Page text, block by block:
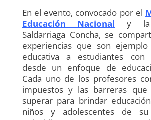
En el evento, convocado por el
Educación Nacional y la
Saldarriaga Concha, se
experiencias que son
educativa a estudiantes con
desde un enfoque de
Cada uno de los profesores
impuestos y las barreras que
superar para brindar
niños y adolescentes de su